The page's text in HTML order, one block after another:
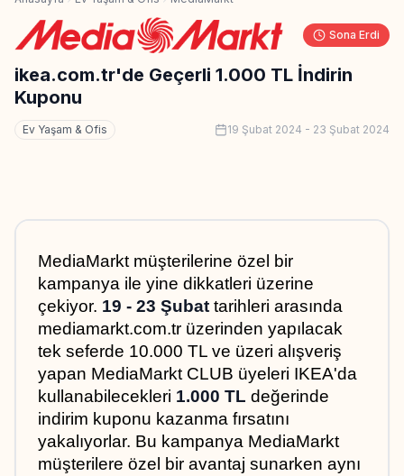
Sona Erdi
ikea.com.tr'de Geçerli 1.000 TL İndirin
Kuponu
Ev Yaşam & Ofis 19 Şubat 2024 - 23 Şubat 2024
MediaMarkt müşterilerine özel bir
kampanya ile yine dikkatleri üzerine
çekiyor. 19 - 23 Şubat tarihleri arasında
mediamarkt.com.tr üzerinden yapılacak
tek seferde 10.000 TL ve üzeri alışveriş
yapan MediaMarkt CLUB üyeleri IKEA'da
kullanabilecekleri 1.000 TL değerinde
indirim kuponu kazanma fırsatını
yakalıyorlar. Bu kampanya MediaMarkt
müşterilere özel bir avantaj sunarken aynı